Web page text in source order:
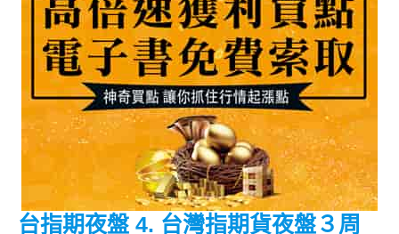
台指期夜盤 4. 台灣指期貨夜盤３周